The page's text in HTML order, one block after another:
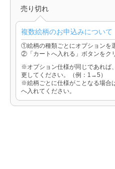
売り切れ
複数絵柄のお申込みについて
①絵柄の種類ごとにオプションを
②「カートへ入れる」ボタンをク
※オプション仕様が同じであれば
更してください。（例：1→5）
※絵柄ごとに仕様がことなる場合
へ入れてください。